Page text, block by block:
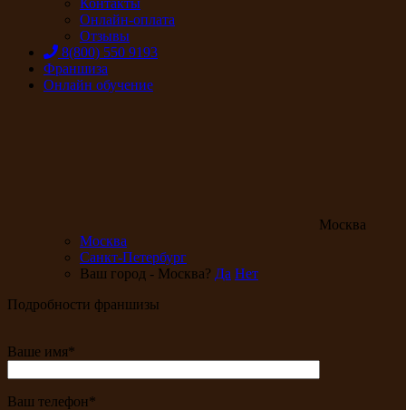
Онлайн-оплата
Отзывы
8(800) 550 9193
Франшиза
Онлайн обучение
Москва
Москва
Санкт-Петербург
Ваш город - Москва? Да Нет
Подробности франшизы
Ваше имя*
Ваш телефон*